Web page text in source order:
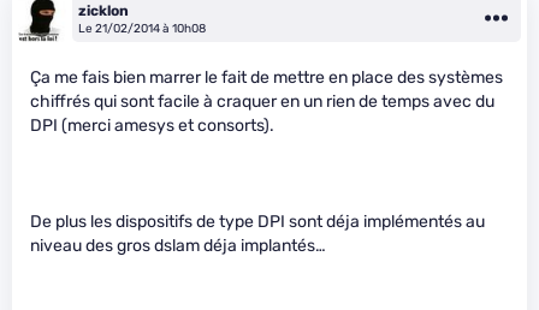
zicklon
Le 21/02/2014 à 10h08
Ça me fais bien marrer le fait de mettre en place des systèmes
chiffrés qui sont facile à craquer en un rien de temps avec du
DPI (merci amesys et consorts).
De plus les dispositifs de type DPI sont déja implémentés au
niveau des gros dslam déja implantés…